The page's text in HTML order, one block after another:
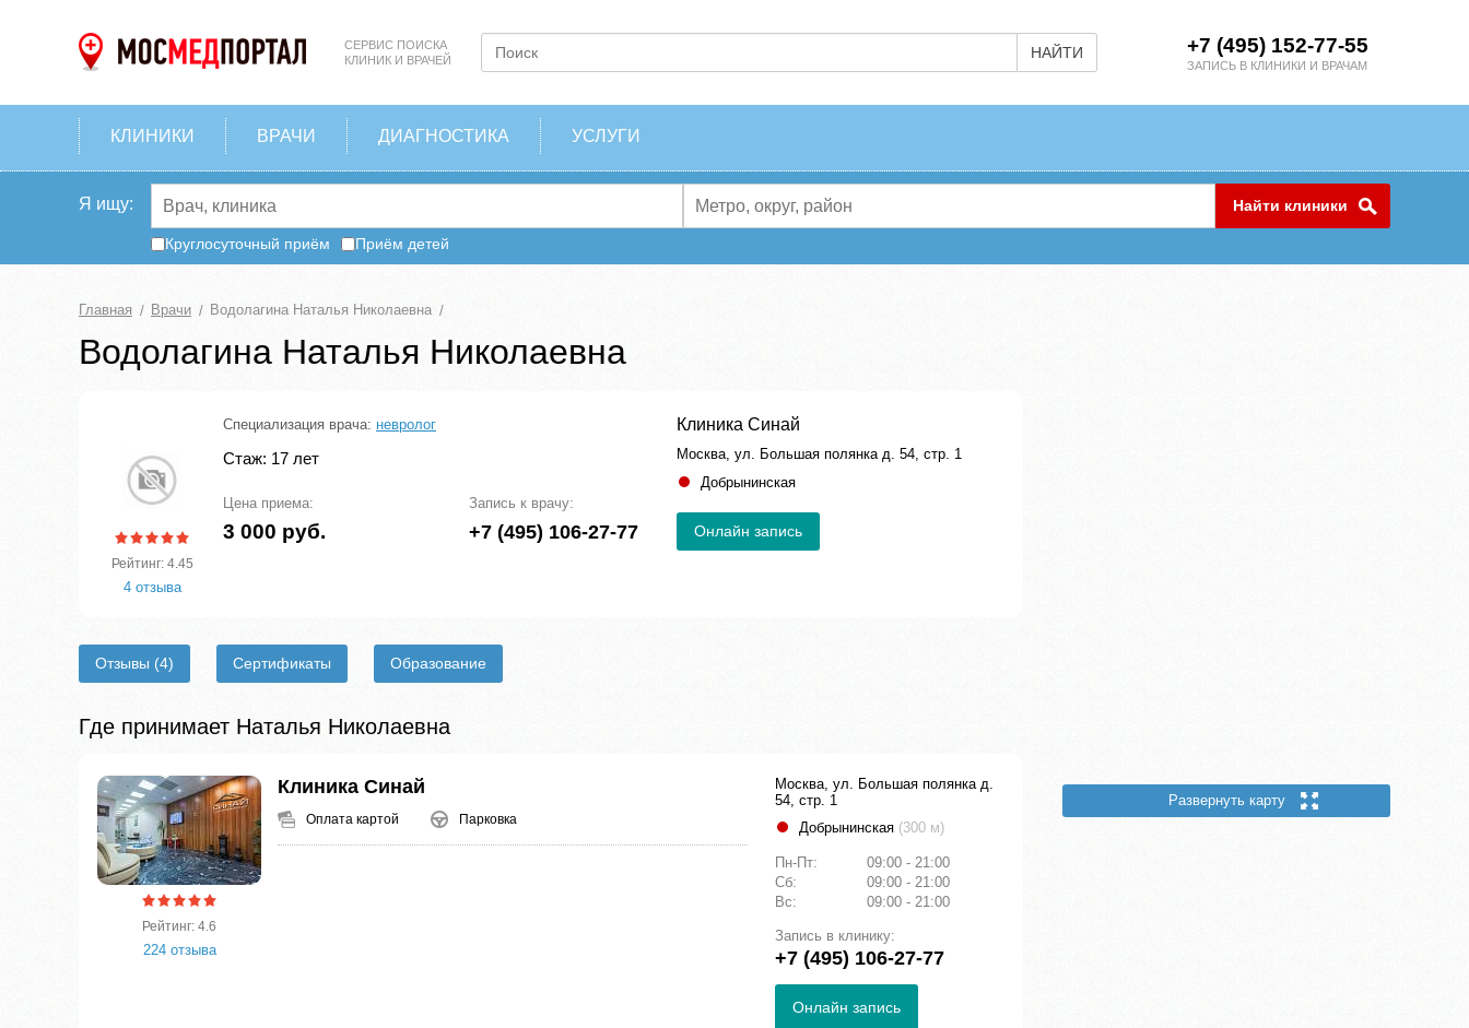
СЕРВИС ПОИСКА
КЛИНИК И ВРАЧЕЙ
НАЙТИ +7 (495) 152-77-55
ЗАПИСЬ В КЛИНИКИ И ВРАЧАМ
КЛИНИКИ ВРАЧИ ДИАГНОСТИКА УСЛУГИ
Я ищу: Найти клиники
Круглосуточный приём Приём детей
Главная Врачи Водолагина Наталья Николаевна
Водолагина Наталья Николаевна
Рейтинг: 4.45
4 отзыва
Специализация врача: невролог
Стаж: 17 лет
Цена приема:
3 000 руб.
Запись к врачу:
+7 (495) 106-27-77
Клиника Синай
Москва, ул. Большая полянка д. 54, стр. 1
Добрынинская
Онлайн запись
Отзывы (4) Сертификаты Образование
Где принимает Наталья Николаевна
Рейтинг: 4.6
224 отзыва
Клиника Синай
Оплата картой Парковка
Москва, ул. Большая полянка д.
54, стр. 1
Добрынинская (300 м)
Пн-Пт:
09:00 - 21:00
Сб:
09:00 - 21:00
Вс:
09:00 - 21:00
Запись в клинику:
+7 (495) 106-27-77
Онлайн запись
Развернуть карту